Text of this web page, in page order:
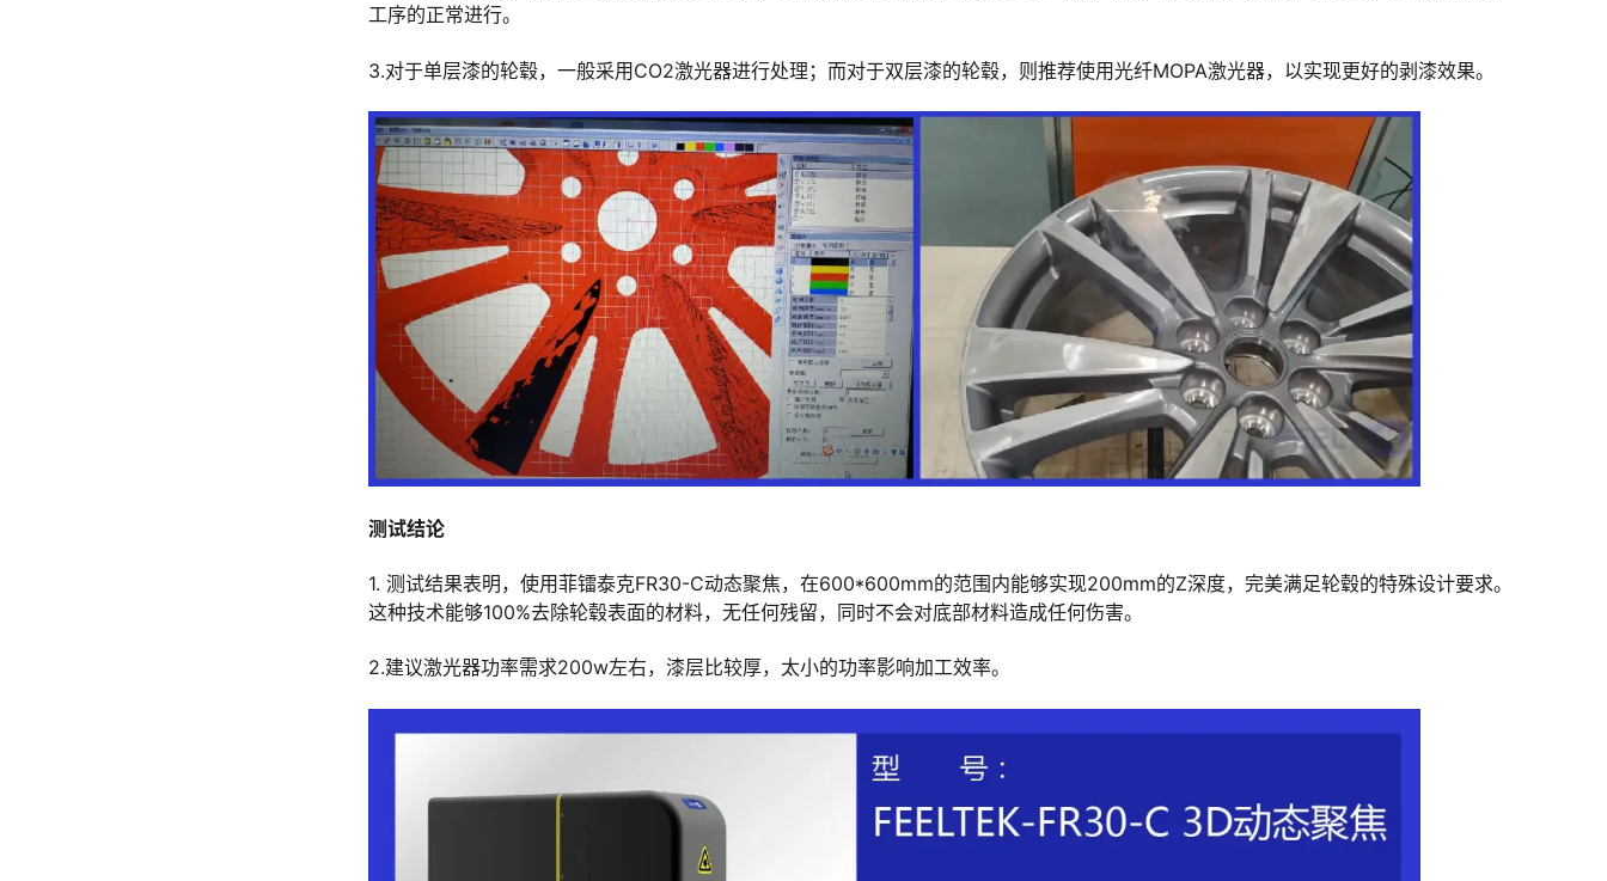
工序的正常进行。
3.对于单层漆的轮毂，一般采用CO2激光器进行处理；而对于双层漆的轮毂，则推荐使用光纤MOPA激光器，以实现更好的剥漆效果。
测试结论
1. 测试结果表明，使用菲镭泰克FR30-C动态聚焦，在600*600mm的范围内能够实现200mm的Z深度，完美满足轮毂的特殊设计要求。
这种技术能够100%去除轮毂表面的材料，无任何残留，同时不会对底部材料造成任何伤害。
2.建议激光器功率需求200w左右，漆层比较厚，太小的功率影响加工效率。